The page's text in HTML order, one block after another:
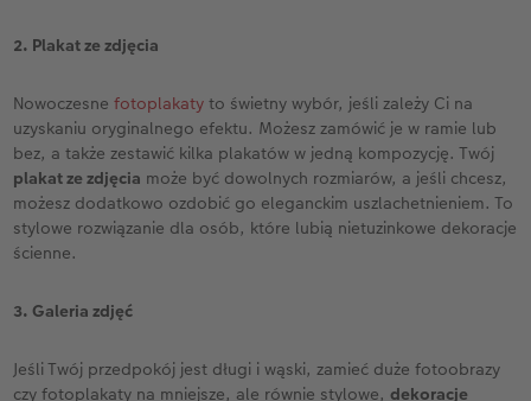
2. Plakat ze zdjęcia
Nowoczesnefotoplakaty to świetny wybór, jeśli zależy Ci na
uzyskaniu oryginalnego efektu. Możesz zamówić je w ramie lub
bez, a także zestawić kilka plakatów w jedną kompozycję. Twój
plakat ze zdjęcia może być dowolnych rozmiarów, a jeśli chcesz,
możesz dodatkowo ozdobić go eleganckim uszlachetnieniem. To
stylowe rozwiązanie dla osób, które lubią nietuzinkowe dekoracje
ścienne.
3. Galeria zdjęć
Jeśli Twój przedpokój jest długi i wąski, zamieć duże fotoobrazy
czy fotoplakaty na mniejsze, ale równie stylowe,dekoracje